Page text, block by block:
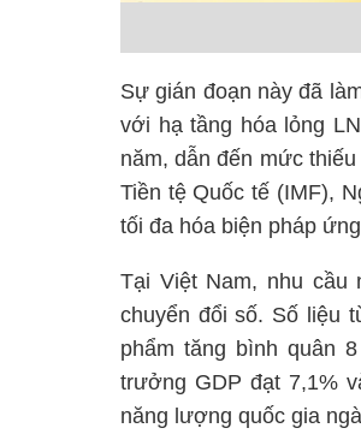
Sự gián đoạn này đã
với hạ tầng hóa lỏng
năm, dẫn đến mức
Tiền tệ Quốc tế (IMF),
tối đa hóa biện pháp
Tại Việt Nam, nhu cầu
chuyển đổi số. Số liệu
phẩm tăng bình quân
trưởng GDP đạt 7,1%
năng lượng quốc gia